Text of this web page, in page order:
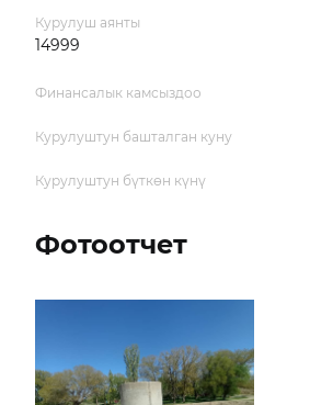
Курулуш аянты
14999
Финансалык камсыздоо
Курулуштун башталган куну
Курулуштун бүткөн күнү
Фотоотчет